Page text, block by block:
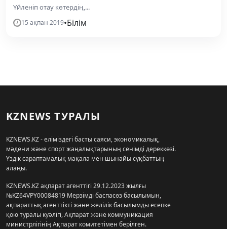
Yйленiп отау көтердiң,...
15 ақпан 2019•Білім
KZNEWS ТУРАЛЫ
KZNEWS.KZ - еліміздегі басты саяси, экономикалық,
мәдени және спорт жаңалықтарының сенімді дереккөзі.
Үздік сараптамалық мақала мен шынайы сұқбаттың
алаңы.
KZNEWS.KZ ақпарат агенттігі 29.12.2023 жылғы
№KZ64VPY00084819 Мерзімді баспасөз басылымын,
ақпараттық агенттікті және желілік басылымды есепке
қою туралы куәлігі, Ақпарат және коммуникация
министрлігінің Ақпарат комитетімен берілген.